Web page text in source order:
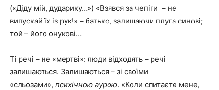
(«Діду мій, дударику…») «Взявся за чепіги – не
випускай їх із рук!» – батько, залишаючи плуга синові;
той – його онукові…
Ті речі – не «мертві»: люди відходять – речі
залишаються. Залишаються – зі своїми
«сльозами», психічною аурою. «Коли спитаєте мене,